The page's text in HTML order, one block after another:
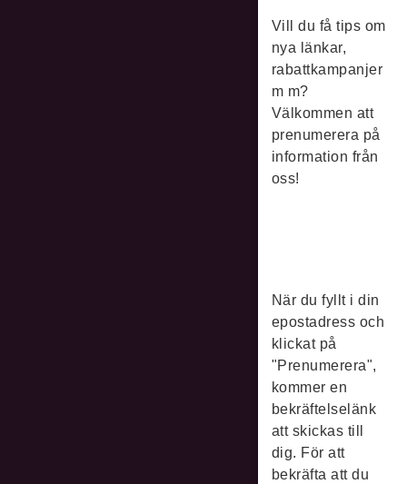
Vill du få tips om
nya länkar,
rabattkampanjer
m m?
Välkommen att
prenumerera på
information från
oss!
När du fyllt i din
epostadress och
klickat på
"Prenumerera",
kommer en
bekräftelselänk
att skickas till
dig. För att
bekräfta att du